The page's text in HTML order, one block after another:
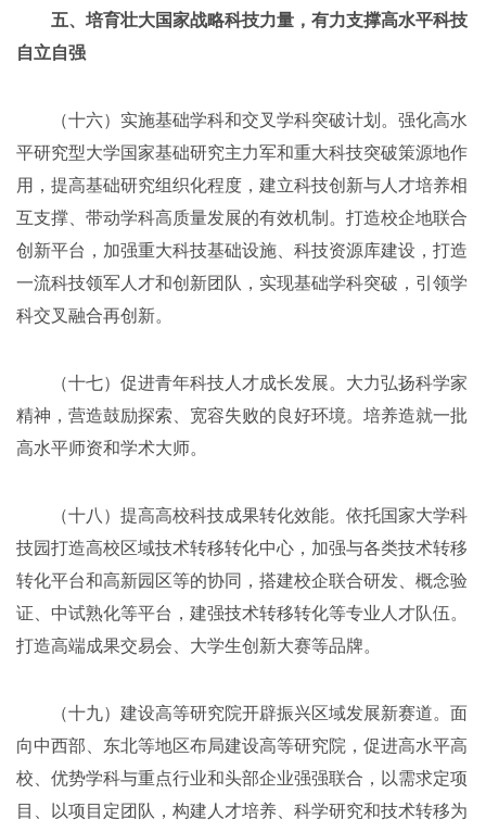
五、培育壮大国家战略科技力量，有力支撑高水平科技
自立自强
（十六）实施基础学科和交叉学科突破计划。强化高水
平研究型大学国家基础研究主力军和重大科技突破策源地作
用，提高基础研究组织化程度，建立科技创新与人才培养相
互支撑、带动学科高质量发展的有效机制。打造校企地联合
创新平台，加强重大科技基础设施、科技资源库建设，打造
一流科技领军人才和创新团队，实现基础学科突破，引领学
科交叉融合再创新。
（十七）促进青年科技人才成长发展。大力弘扬科学家
精神，营造鼓励探索、宽容失败的良好环境。培养造就一批
高水平师资和学术大师。
（十八）提高高校科技成果转化效能。依托国家大学科
技园打造高校区域技术转移转化中心，加强与各类技术转移
转化平台和高新园区等的协同，搭建校企联合研发、概念验
证、中试熟化等平台，建强技术转移转化等专业人才队伍。
打造高端成果交易会、大学生创新大赛等品牌。
（十九）建设高等研究院开辟振兴区域发展新赛道。面
向中西部、东北等地区布局建设高等研究院，促进高水平高
校、优势学科与重点行业和头部企业强强联合，以需求定项
目、以项目定团队，构建人才培养、科学研究和技术转移为